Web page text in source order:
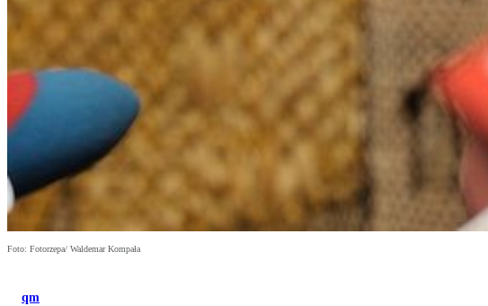
Foto: Fotorzepa/ Waldemar Kompała
qm